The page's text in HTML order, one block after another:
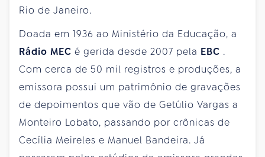
Rio de Janeiro.
Doada em 1936 ao Ministério da Educação, a
Rádio MEC é gerida desde 2007 pela EBC .
Com cerca de 50 mil registros e produções, a
emissora possui um patrimônio de gravações
de depoimentos que vão de Getúlio Vargas a
Monteiro Lobato, passando por crônicas de
Cecília Meireles e Manuel Bandeira. Já